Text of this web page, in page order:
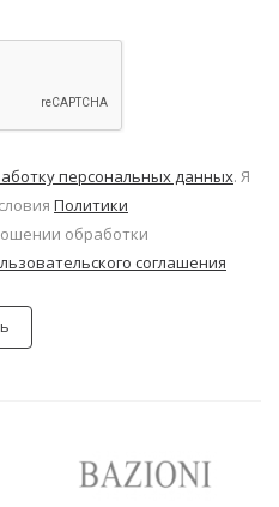
персональных данных. Я
Политики
обработки
соглашения